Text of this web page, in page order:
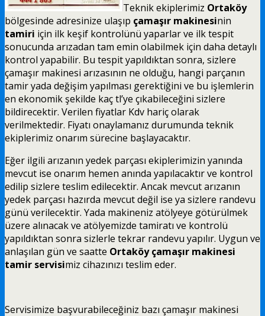
Teknik ekiplerimiz Ortaköy
bölgesinde adresinize ulaşıp çamaşır makinesinin
tamiri için ilk keşif kontrolünü yaparlar ve ilk tespit
sonucunda arızadan tam emin olabilmek için daha detaylı
kontrol yapabilir. Bu tespit yapıldıktan sonra, sizlere
çamaşır makinesi arızasının ne olduğu, hangi parçanın
tamir yada değişim yapılması gerektiğini ve bu işlemlerin
en ekonomik şekilde kaç tl’ye çıkabileceğini sizlere
bildirecektir. Verilen fiyatlar Kdv hariç olarak
verilmektedir. Fiyatı onaylamanız durumunda teknik
ekiplerimiz onarım sürecine başlayacaktır.
Eğer ilgili arızanın yedek parçası ekiplerimizin yanında
mevcut ise onarım hemen anında yapılacaktır ve kontrol
edilip sizlere teslim edilecektir. Ancak mevcut arızanın
yedek parçası hazırda mevcut değil ise ya sizlere randevu
günü verilecektir. Yada makineniz atölyeye götürülmek
üzere alınacak ve atölyemizde tamiratı ve kontrolü
yapıldıktan sonra sizlerle tekrar randevu yapılır. Uygun ve
anlaşılan gün ve saatte Ortaköy çamaşır makinesi
tamir servisimiz cihazınızı teslim eder.
Servisimize başvurabileceğiniz bazı çamaşır makinesi